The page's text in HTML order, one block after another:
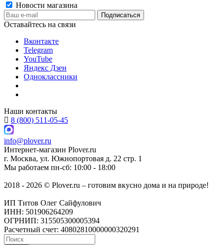
Новости магазина
Оставайтесь на связи
Вконтакте
Telegram
YouTube
Яндекс Дзен
Одноклассники
Наши контакты
8 (800) 511-05-45
info@plover.ru
Интернет-магазин Plover.ru
г. Москва, ул. Южнопортовая д. 22 стр. 1
Мы работаем пн-сб: 10:00 - 18:00
2018 - 2026 © Plover.ru – готовим вкусно дома и на природе!
ИП Титов Олег Сайфулович
ИНН: 501906264209
ОГРНИП: 315505300005394
Расчетный счет: 40802810000000320291